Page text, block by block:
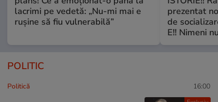
lacrimi pe vedetă: „Nu-mi mai e
rușine să fiu vulnerabilă”
prezentat
de
E!! Nimeni
POLITIC
Politică 16:00